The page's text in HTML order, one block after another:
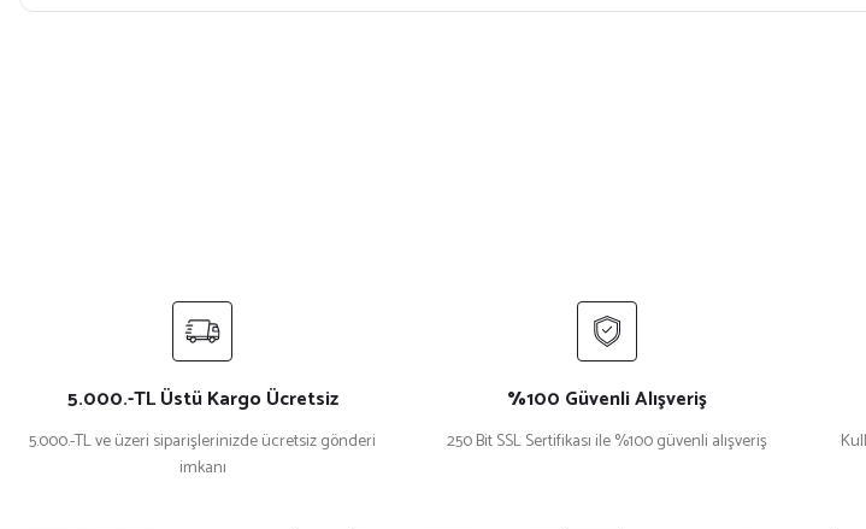
Bu ürüne benzer farklı alternatifler olmalı.
5.000.-TL Üstü Kargo Ücretsiz
5.000.-TL ve üzeri siparişlerinizde ücretsiz gönderi
imkanı
%100 Güvenli Alışveriş
250 Bit SSL Sertifikası ile %100 güvenli alışveriş